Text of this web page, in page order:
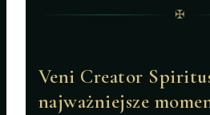
✠
Veni Creator
najważniejsze